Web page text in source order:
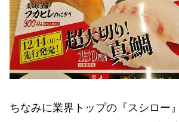
ちなみに業界トップの『スシロー